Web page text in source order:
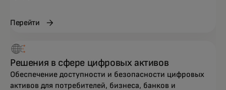
Перейти
Решения в сфере цифровых активов
Обеспечение доступности и безопасности цифровых
активов для потребителей, бизнеса, банков и